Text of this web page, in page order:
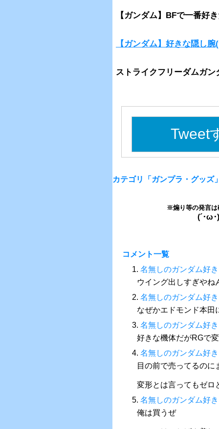
【ガンダム】BFで一番好
【ガンダム】好きな隠し
ストライクフリーダムガ
Tweet
カテゴリ「ガンプラ・グッズ
※煽り等の発言は
(´･ω
コメント一覧
1. 名無しのガンダム好き
ウイング出しすぎやね
2. 名無しのガンダム好き
なぜかエドモンド本田
3. 名無しのガンダム好き
好きな機体だがRGで
4. 名無しのガンダム好き
目の前で売ってるの
変形とは言ってもゼロ
5. 名無しのガンダム好き
俺は買うぜ